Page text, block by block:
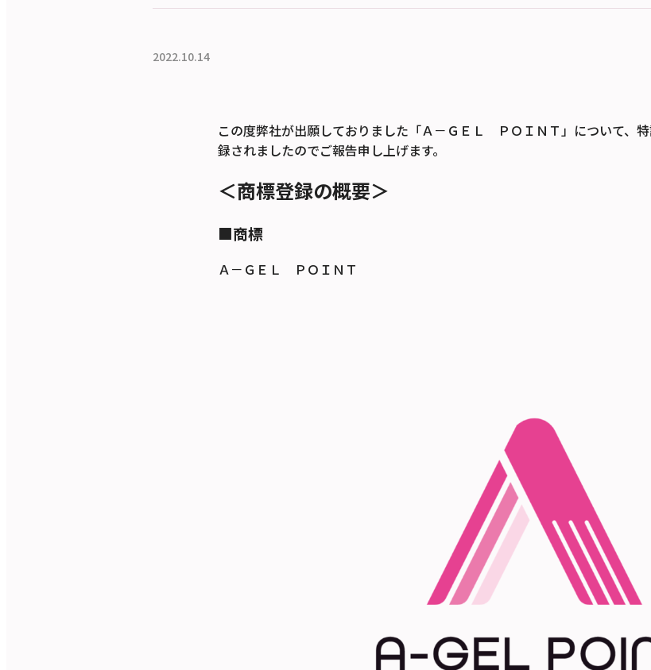
2022.10.14
この度弊社が出願しておりました「Ａ－ＧＥＬ ＰＯＩＮＴ」について、
録されましたのでご報告申し上げます。
＜商標登録の概要＞
■商標
Ａ－ＧＥＬ ＰＯＩＮＴ